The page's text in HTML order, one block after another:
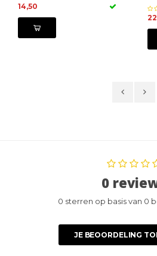
14,50
0
0 sterren op basis van 0
JE BEOORDELING